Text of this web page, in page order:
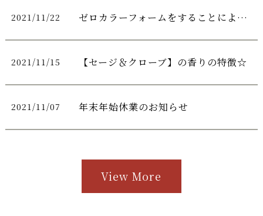
2021/11/22 ゼロカラーフォームをすることによってカラーの褪色が防げます！！
2021/11/15 【セージ＆クローブ】の香りの特徴☆
2021/11/07 年末年始休業のお知らせ
View More